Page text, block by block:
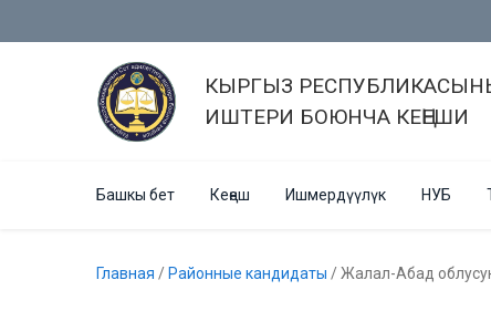
КЫРГЫЗ
ИШТЕРИ БОЮНЧА КЕҢЕШИ
Башкы бет Кеңеш Ишмердүүлүк НУБ
Главная / Районные кандидаты /Жалал-Абад